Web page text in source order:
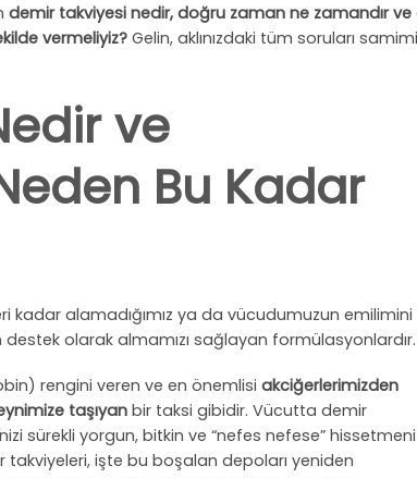
demir takviyesi nedir, doğru zaman ne zamandır ve
vermeliyiz? Gelin, aklınızdaki tüm soruları
ve
Bu Kadar
kadar alamadığımız ya da vücudumuzun emilimini
olarak almamızı sağlayan formülasyonlardır.
rengini veren ve en önemlisi akciğerlerimizden
taşıyan bir taksi gibidir. Vücutta demir
sürekli yorgun, bitkin ve “nefes nefese”
işte bu boşalan depoları yeniden